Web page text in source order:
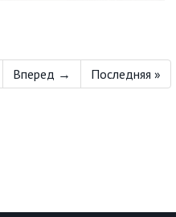
Вперед → Последняя »